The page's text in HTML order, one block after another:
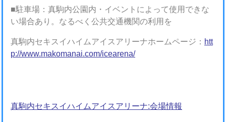
■駐車場：真駒内公園内・イベントによって使用できな
い場合あり。なるべく公共交通機関の利用を
真駒内セキスイハイムアイスアリーナホームページ： htt
p://www.makomanai.com/icearena/
真駒内セキスイハイムアイスアリーナ:会場情報